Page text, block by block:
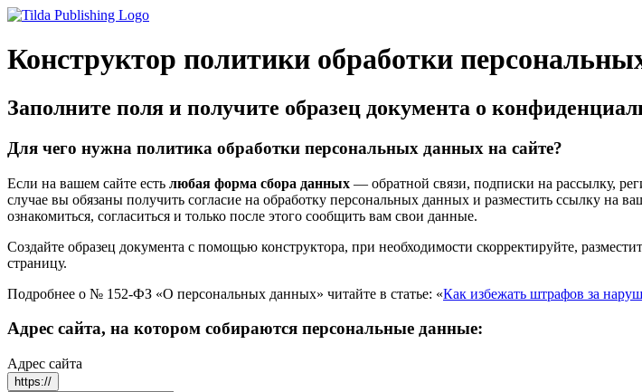
Конструктор политики обработки
Заполните поля и получите образец документа о
Для чего нужна политика обработки персональных данных на сайте?
Если на вашем сайте есть любая форма сбора данных — обратной связи, подписки на рассылку,
случае вы обязаны получить согласие на обработку персональных данных и разместить ссылку
ознакомиться, согласиться и только после этого сообщить вам свои данные.
Создайте образец документа с помощью конструктора, при необходимости скорректируйте,
страницу.
Подробнее о № 152-ФЗ «О персональных данных» читайте в статье: «Как избежать штрафов за
Адрес сайта, на котором собираются персональные данные:
Адрес сайта